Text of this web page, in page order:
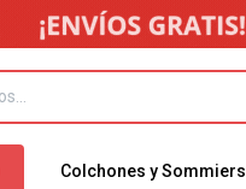
Colchones y Sommiers